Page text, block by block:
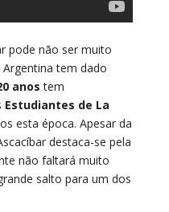
pode não ser muito
tem dado
anos tem
Estudiantes de La
esta época. Apesar da
destaca-se pela
não faltará muito
salto para um dos